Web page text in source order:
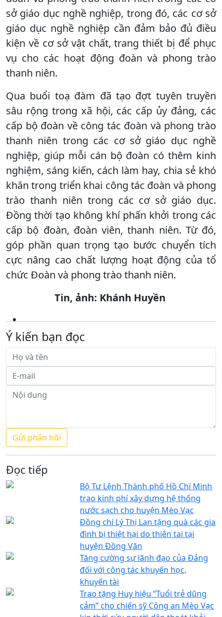
sở giáo dục nghề nghiệp, trong đó, các cơ sở
giáo dục nghề nghiệp cần đảm bảo đủ điều
kiện về cơ sở vật chất, trang thiết bị để phục
vụ cho các hoạt động đoàn và phong trào
thanh niên.
Qua buổi toạ đàm đã tạo đợt tuyên truyền
sâu rộng trong xã hội, các cấp ủy đảng, các
cấp bộ đoàn về công tác đoàn và phong trào
thanh niên trong các cơ sở giáo dục nghề
nghiệp, giúp mỗi cán bộ đoàn có thêm kinh
nghiệm, sáng kiến, cách làm hay, chia sẻ khó
khăn trong triển khai công tác đoàn và phong
trào thanh niên trong các cơ sở giáo dục.
Đồng thời tạo không khí phấn khởi trong các
cấp bộ đoàn, đoàn viên, thanh niên. Từ đó,
góp phần quan trọng tạo bước chuyển tích
cực nâng cao chất lượng hoạt động của tổ
chức Đoàn và phong trào thanh niên.
Tin, ảnh: Khánh Huyền
Ý kiến bạn đọc
Đọc tiếp
Bộ Tư Lệnh Thành phố Hồ Chí Minh
trao kinh phí xây dựng hệ thống
nước sạch cho huyện Mèo Vạc
Đồng chí Lý Thị Lan tặng quà các gia
đình bị thiệt hại do thiên tai tại
huyện Đồng Văn
Tăng cường sự lãnh đạo của Đảng
đối với công tác khuyến học,
khuyến tài
Trao tặng Huy hiệu “Tuổi trẻ dũng
cảm” cho chiến sỹ Công an Mèo Vạc